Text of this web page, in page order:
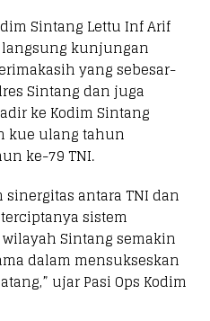
Sintang Lettu Inf Arif
kunjungan
yang sebesar-
Sintang dan juga
ke Kodim Sintang
kue ulang tahun
ke-79 TNI.
sinergitas antara TNI dan
sistem
Sintang semakin
dalam mensukseskan
ujar Pasi Ops Kodim